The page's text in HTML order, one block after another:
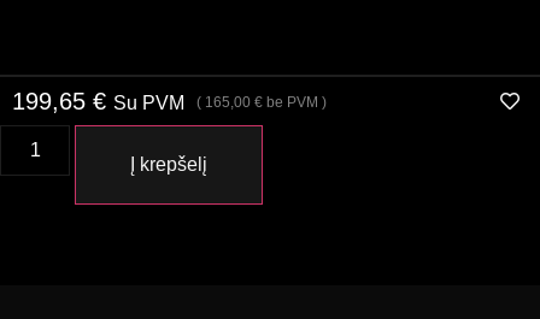
199,65 € Su PVM ( 165,00 € be PVM )
Į krepšelį